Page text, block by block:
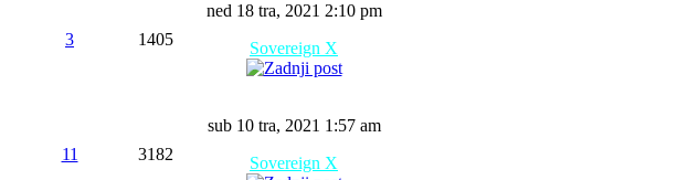
3 1405
ned 18 tra, 2021 2:10 pm
Sovereign X
11 3182
sub 10 tra, 2021 1:57 am
Sovereign X